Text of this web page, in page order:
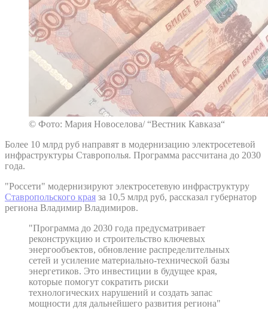
© Фото: Мария Новоселова/ “Вестник Кавказа“
Более 10 млрд руб направят в модернизацию электросетевой
инфраструктуры Ставрополья. Программа рассчитана до 2030
года.
"Россети" модернизируют электросетевую инфраструктуру
Ставропольского края за 10,5 млрд руб, рассказал губернатор
региона Владимир Владимиров.
"Программа до 2030 года предусматривает
реконструкцию и строительство ключевых
энергообъектов, обновление распределительных
сетей и усиление материально-технической базы
энергетиков. Это инвестиции в будущее края,
которые помогут сократить риски
технологических нарушений и создать запас
мощности для дальнейшего развития региона"